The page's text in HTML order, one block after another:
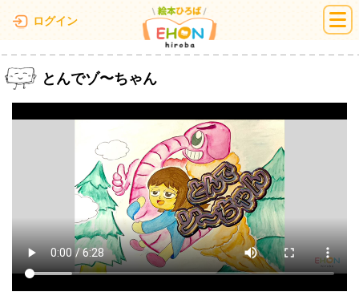
ログイン 絵本ひろば
とんでゾ〜ちゃん